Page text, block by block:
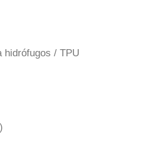
hidrófugos / TPU